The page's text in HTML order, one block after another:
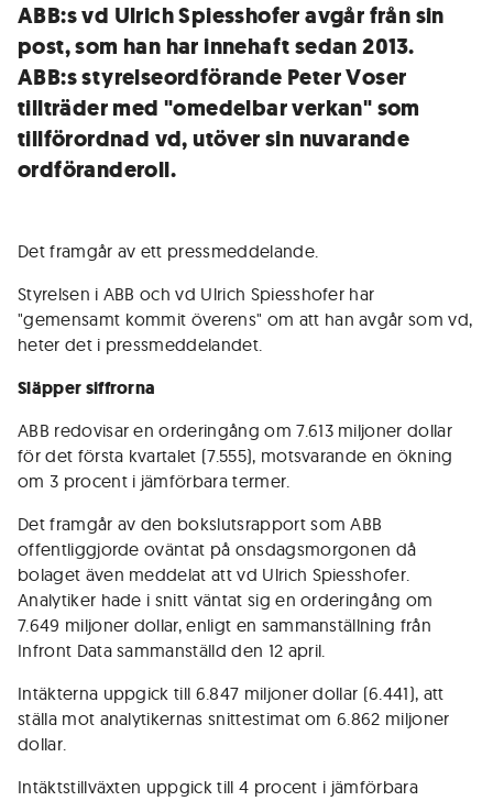
ABB:s vd Ulrich Spiesshofer avgår från sin
post, som han har innehaft sedan 2013.
ABB:s styrelseordförande Peter Voser
tillträder med "omedelbar verkan" som
tillförordnad vd, utöver sin nuvarande
ordföranderoll.
Det framgår av ett pressmeddelande.
Styrelsen i ABB och vd Ulrich Spiesshofer har
"gemensamt kommit överens" om att han avgår som vd,
heter det i pressmeddelandet.
Släpper siffrorna
ABB redovisar en orderingång om 7.613 miljoner dollar
för det första kvartalet (7.555), motsvarande en ökning
om 3 procent i jämförbara termer.
Det framgår av den bokslutsrapport som ABB
offentliggjorde oväntat på onsdagsmorgonen då
bolaget även meddelat att vd Ulrich Spiesshofer.
Analytiker hade i snitt väntat sig en orderingång om
7.649 miljoner dollar, enligt en sammanställning från
Infront Data sammanställd den 12 april.
Intäkterna uppgick till 6.847 miljoner dollar (6.441), att
ställa mot analytikernas snittestimat om 6.862 miljoner
dollar.
Intäktstillväxten uppgick till 4 procent i jämförbara